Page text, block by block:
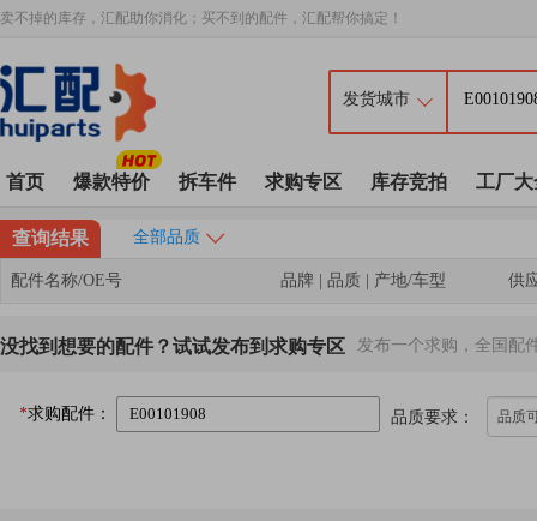
卖不掉的库存，汇配助你消化；买不到的配件，汇配帮你搞定！
首页 爆款特价 拆车件 求购专区 库存竞拍 工厂大
查询结果 全部品质
配件名称/OE号 品牌 | 品质 | 产地/车型 供
没找到想要的配件？试试发布到求购专区 发布一个求购，全国配
*求购配件： 品质要求： 品质